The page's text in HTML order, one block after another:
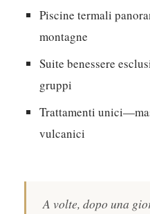
Piscine termali
montagne
Suite benessere
gruppi
Trattamenti
vulcanici
A volte, dopo una